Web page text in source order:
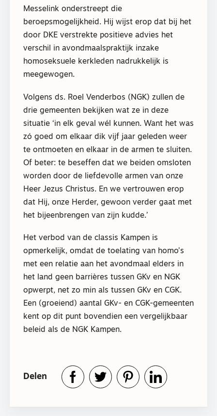
Messelink onderstreept die
beroepsmogelijkheid. Hij wijst erop dat bij het
door DKE verstrekte positieve advies het
verschil in avondmaalspraktijk inzake
homoseksuele kerkleden nadrukkelijk is
meegewogen.
Volgens ds. Roel Venderbos (NGK) zullen de
drie gemeenten bekijken wat ze in deze
situatie ‘in elk geval wél kunnen. Want het was
zó goed om elkaar dik vijf jaar geleden weer
te ontmoeten en elkaar in de armen te sluiten.
Of beter: te beseffen dat we beiden omsloten
worden door de liefdevolle armen van onze
Heer Jezus Christus. En we vertrouwen erop
dat Hij, onze Herder, gewoon verder gaat met
het bijeenbrengen van zijn kudde.’
Het verbod van de classis Kampen is
opmerkelijk, omdat de toelating van homo’s
met een relatie aan het avondmaal elders in
het land geen barrières tussen GKv en NGK
opwerpt, net zo min als tussen GKv en CGK.
Een (groeiend) aantal GKv- en CGK-gemeenten
kent op dit punt bovendien een vergelijkbaar
beleid als de NGK Kampen.
Delen